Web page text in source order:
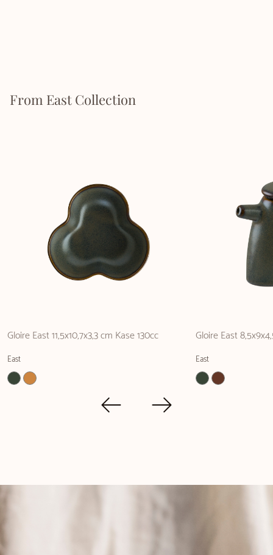
From East Collection
Gloire East 11,5x10,7x3,3 cm Kase 130cc
East
Gloire East
East